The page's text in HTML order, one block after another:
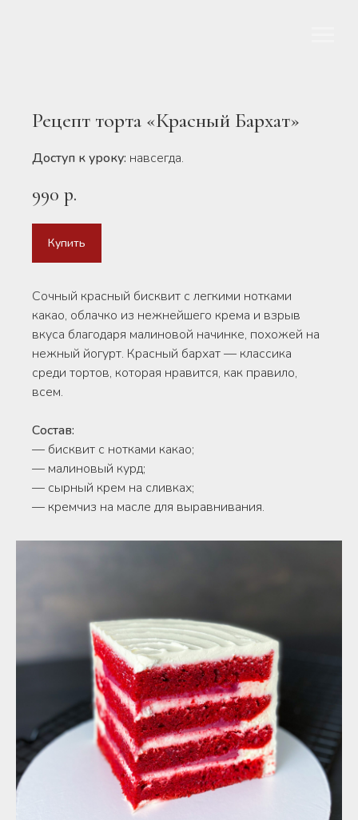
Рецепт торта «Красный Бархат»
Доступ к уроку: навсегда.
990 р.
Купить
Сочный красный бисквит с легкими нотками
какао, облачко из нежнейшего крема и взрыв
вкуса благодаря малиновой начинке, похожей на
нежный йогурт. Красный бархат — классика
среди тортов, которая нравится, как правило,
всем.
Состав:
— бисквит с нотками какао;
— малиновый курд;
— сырный крем на сливках;
— кремчиз на масле для выравнивания.